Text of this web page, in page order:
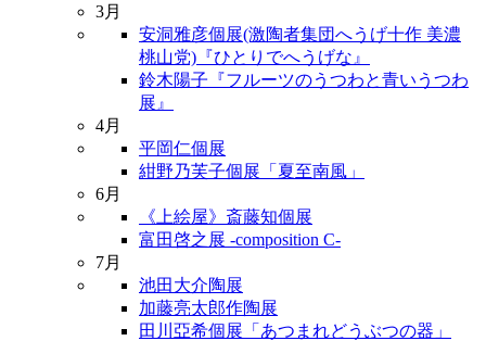
3月
安洞雅彦個展(激陶者集団へうげ十作 美濃
桃山党)『ひとりでへうげな』
鈴木陽子『フルーツのうつわと青いうつわ
展』
4月
平岡仁個展
紺野乃芙子個展「夏至南風」
6月
《上絵屋》斎藤知個展
富田啓之展 -composition C-
7月
池田大介陶展
加藤亮太郎作陶展
田川亞希個展「あつまれどうぶつの器」